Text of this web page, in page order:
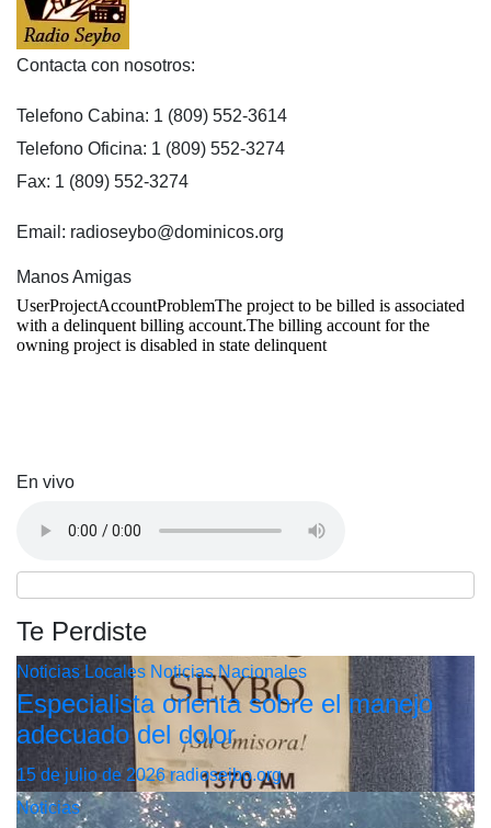
Contacta con nosotros:
Telefono Cabina: 1 (809) 552-3614
Telefono Oficina: 1 (809) 552-3274
Fax: 1 (809) 552-3274
Email: radioseybo@dominicos.org
Manos Amigas
En vivo
Te Perdiste
Noticias Locales Noticias Nacionales
Especialista orienta sobre el manejo
adecuado del dolor
15 de julio de 2026radioseibo.org
Noticias